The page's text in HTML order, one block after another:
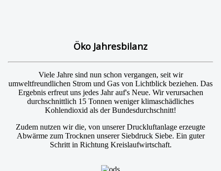
Öko Jahresbilanz
Viele Jahre sind nun schon vergangen, seit wir
umweltfreundlichen Strom und Gas von Lichtblick beziehen. Das
Ergebnis erfreut uns jedes Jahr auf's Neue. Wir verursachen
durchschnittlich 15 Tonnen weniger klimaschädliches
Kohlendioxid als der Bundesdurchschnitt!
Zudem nutzen wir die, von unserer Druckluftanlage erzeugte
Abwärme zum Trocknen unserer Siebdruck Siebe. Ein guter
Schritt in Richtung Kreislaufwirtschaft.